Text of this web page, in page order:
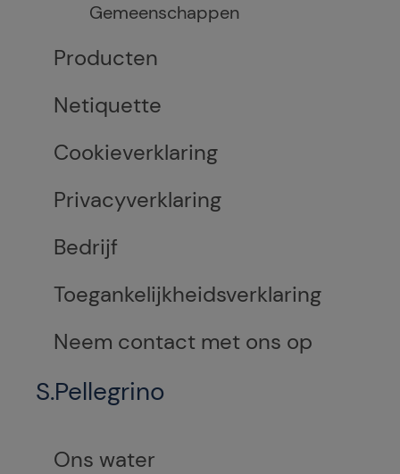
Gemeenschappen
Producten
Netiquette
Cookieverklaring
Privacyverklaring
Bedrijf
Toegankelijkheidsverklaring
Neem contact met ons op
S.Pellegrino
Ons water